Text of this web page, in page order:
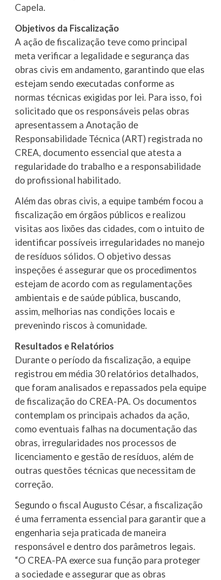
Capela.
Objetivos da Fiscalização
A ação de fiscalização teve como principal
meta verificar a legalidade e segurança das
obras civis em andamento, garantindo que elas
estejam sendo executadas conforme as
normas técnicas exigidas por lei. Para isso, foi
solicitado que os responsáveis pelas obras
apresentassem a Anotação de
Responsabilidade Técnica (ART) registrada no
CREA, documento essencial que atesta a
regularidade do trabalho e a responsabilidade
do profissional habilitado.
Além das obras civis, a equipe também focou a
fiscalização em órgãos públicos e realizou
visitas aos lixões das cidades, com o intuito de
identificar possíveis irregularidades no manejo
de resíduos sólidos. O objetivo dessas
inspeções é assegurar que os procedimentos
estejam de acordo com as regulamentações
ambientais e de saúde pública, buscando,
assim, melhorias nas condições locais e
prevenindo riscos à comunidade.
Resultados e Relatórios
Durante o período da fiscalização, a equipe
registrou em média 30 relatórios detalhados,
que foram analisados e repassados pela equipe
de fiscalização do CREA-PA. Os documentos
contemplam os principais achados da ação,
como eventuais falhas na documentação das
obras, irregularidades nos processos de
licenciamento e gestão de resíduos, além de
outras questões técnicas que necessitam de
correção.
Segundo o fiscal Augusto César, a fiscalização
é uma ferramenta essencial para garantir que a
engenharia seja praticada de maneira
responsável e dentro dos parâmetros legais.
“O CREA-PA exerce sua função para proteger
a sociedade e assegurar que as obras